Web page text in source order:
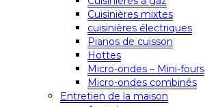
Cuisinières mixtes
cuisinières électriques
Pianos de cuisson
Hottes
Micro-ondes – Mini-fours
Micro-ondes combinés
Entretien de la maison